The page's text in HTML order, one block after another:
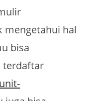
mengetahui hal
bisa
terdaftar